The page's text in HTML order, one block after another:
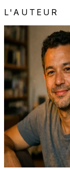
L'AUTEUR